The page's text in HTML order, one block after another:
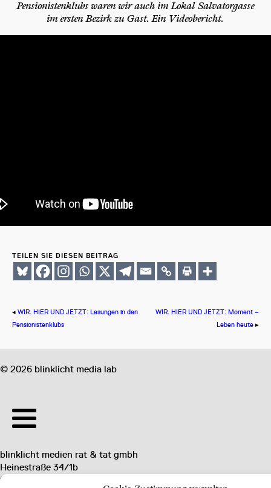
Pensionistenklubs waren wir auch im Lokal Salvatorgasse
im ersten Bezirk zu Gast. Ein Videobericht.
TEILEN SIE DIESEN BEITRAG
◂ WIR. HIER UND JETZT: Lesungen in den
Pensionistenklubs
WIR. HIER UND JETZT: Moment –
Leben heute ▸
© 2026 blinklicht media lab
blinklicht medien rat & tat gmbh
Heinestraße 34/1b
1020 Wien